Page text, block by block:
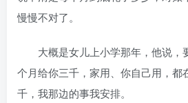
慢慢不对了。
大概是女儿上小学那年，他说，
个月给你三千，家用、你自己用，都
千，我那边的事我安排。